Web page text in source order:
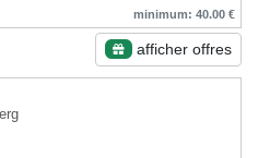
minimum: 40.00 €
afficher offres